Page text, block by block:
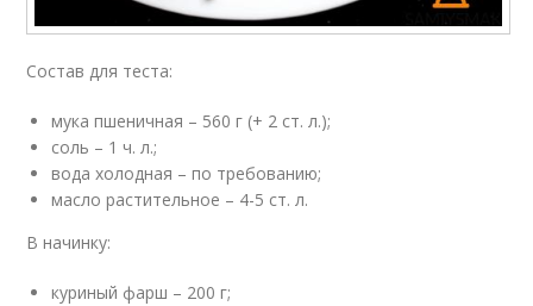
Состав для теста:
мука пшеничная – 560 г (+ 2 ст. л.);
соль – 1 ч. л.;
вода холодная – по требованию;
масло растительное – 4-5 ст. л.
В начинку:
куриный фарш – 200 г;